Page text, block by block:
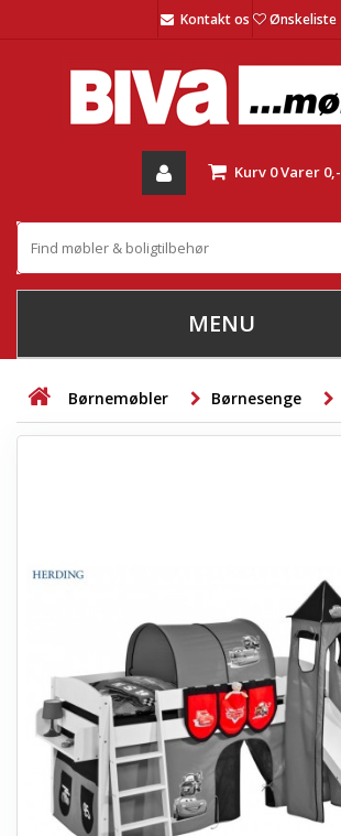
Kontakt os Ønskeliste
Kurv 0Varer 0,-
MENU
STUE
TÆPPER
LAMPER
HAVEMØBLER
ENTREMØBLER
Børnemøbler Børnesenge